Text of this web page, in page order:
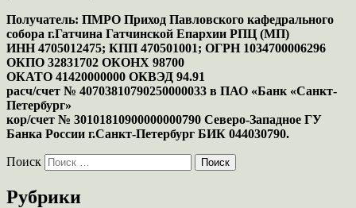
Получатель: ПМРО Приход Павловского кафедрального
собора г.Гатчина Гатчинской Епархии РПЦ (МП)
ИНН 4705012475; КПП 470501001; ОГРН 1034700006296
ОКПО 32831702 ОКОНХ 98700
ОКАТО 41420000000 ОКВЭД 94.91
расч/счет № 40703810790250000033 в ПАО «Банк «Санкт-
Петербург»
кор/счет № 30101810900000000790 Северо-Западное ГУ
Банка России г.Санкт-Петербург БИК 044030790.
Поиск
Рубрики